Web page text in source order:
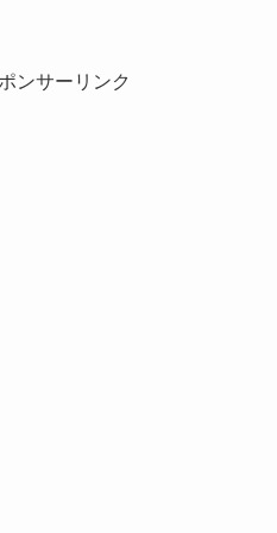
ンサーリンク